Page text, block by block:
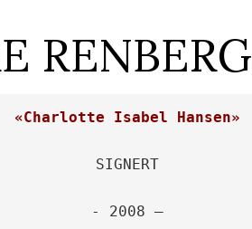
RENBERG
«Charlotte Isabel Hansen»
SIGNERT
- 2008 –